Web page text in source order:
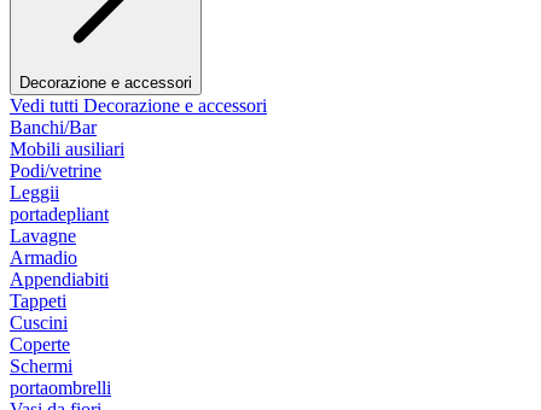
Decorazione e accessori
Vedi tutti Decorazione e accessori
Banchi/Bar
Mobili ausiliari
Podi/vetrine
Leggii
portadepliant
Lavagne
Armadio
Appendiabiti
Tappeti
Cuscini
Coperte
Schermi
portaombrelli